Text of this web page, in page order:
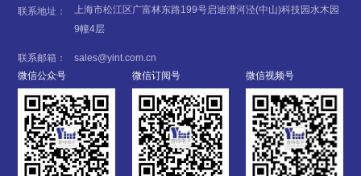
联系地址：
上海市松江区广富林东路199号启迪漕河泾(中山)科技园水木园
9幢4层
联系邮箱：
sales@yint.com.cn
微信公众号
微信订阅号 微信视频号